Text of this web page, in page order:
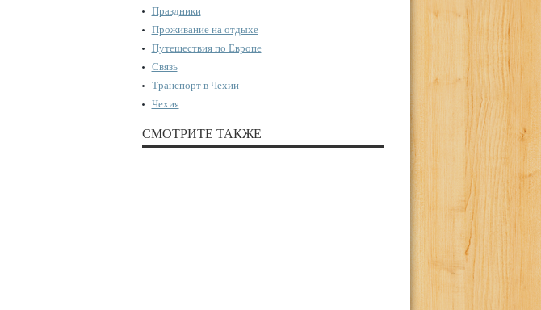
Праздники
Проживание на отдыхе
Путешествия по Европе
Связь
Транспорт в Чехии
Чехия
СМОТРИТЕ ТАКЖЕ